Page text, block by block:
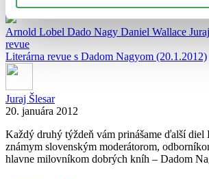
Prečítajte si tiež:
Arnold Lobel Dado Nagy Daniel Wallace
revue
Literárna revue s Dadom Nagyom (20.1.2012)
Juraj Šlesar
20. januára 2012
Každý druhý týždeň vám prinášame ďalší diel
známym slovenským moderátorom,
hlavne milovníkom dobrých kníh – Dadom